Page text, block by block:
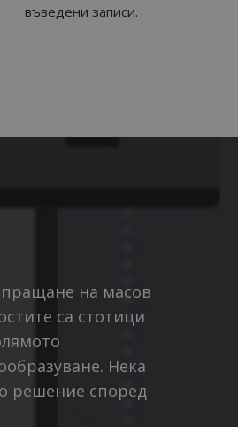
въведени записи.
на масов
са стотици
Нека
решение според